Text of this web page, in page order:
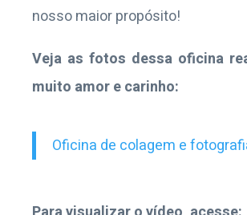
nosso maior propósito!
Veja as fotos dessa oficina
muito amor e carinho:
Oficina de colagem e